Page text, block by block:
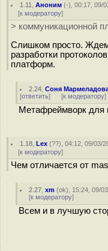
1.11 ,Аноним (-), 00:17, 09/
[к модератору]
> коммуникационной
Слишком просто.
разработки
платформ.
2.24 ,Соня
[ответить] [к модератору]
Метафреймворк для
1.18 ,Lex (??), 04:12, 09/03/
[к модератору]
Чем отличается от
2.27 ,xm (ok), 15:24, 09/
[к модератору]
Всем и в лучшую